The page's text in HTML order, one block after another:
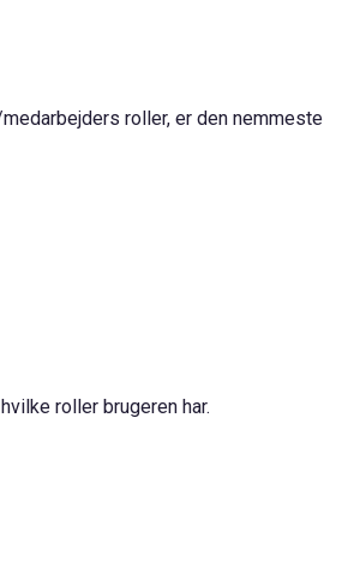
roller, er den nemmeste
roller brugeren har.